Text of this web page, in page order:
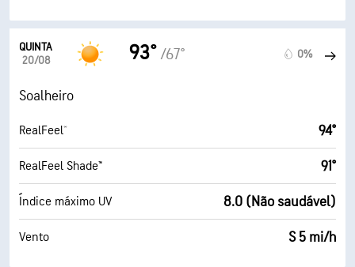
QUINTA
20/08
93° /67° 0%
Soalheiro
RealFeel® 94°
RealFeel Shade™ 91°
Índice máximo UV 8.0 (Não saudável)
Vento S 5 mi/h